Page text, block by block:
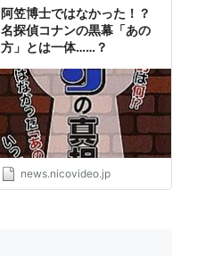
阿笠博士ではなかった！？
名探偵コナンの黒幕「あの
方」とは一体……？
news.nicovideo.jp